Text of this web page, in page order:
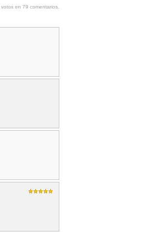
votos en 79 comentarios.